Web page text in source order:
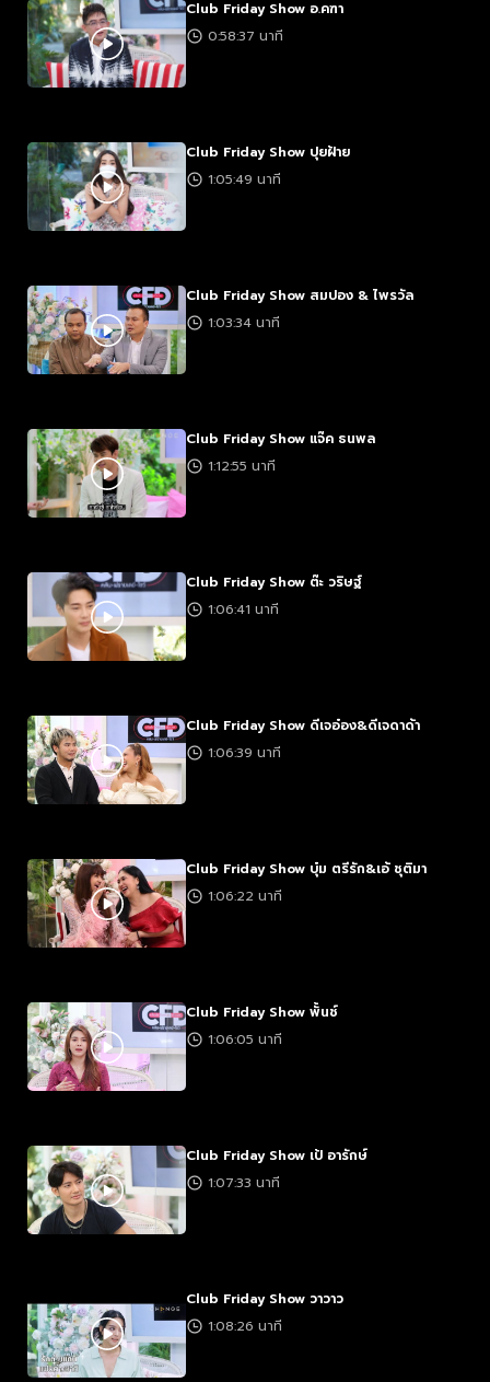
Club Friday Show อ.คฑา
0:58:37 นาที
Club Friday Show ปุยฝ้าย
1:05:49 นาที
Club Friday Show สมปอง & ไพรวัล
1:03:34 นาที
Club Friday Show แจ๊ค ธนพล
1:12:55 นาที
Club Friday Show ต๊ะ วริษฐ์
1:06:41 นาที
Club Friday Show ดีเจอ๋อง&ดีเจดาด้า
1:06:39 นาที
Club Friday Show บุ๋ม ตรีรัก&เอ้ ชุติมา
1:06:22 นาที
Club Friday Show พั้นช์
1:06:05 นาที
Club Friday Show เป้ อารักษ์
1:07:33 นาที
Club Friday Show วาวาว
1:08:26 นาที